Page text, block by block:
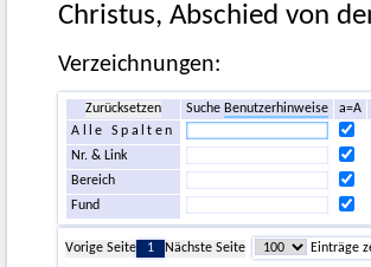
Christus, Abschied von
Verzeichnungen:
Zurücksetzen SucheBenutzerhinweise a=A
Alle Spalten
Nr. & Link
Bereich
Fund
Vorige Seite 1 Nächste Seite
Einträge